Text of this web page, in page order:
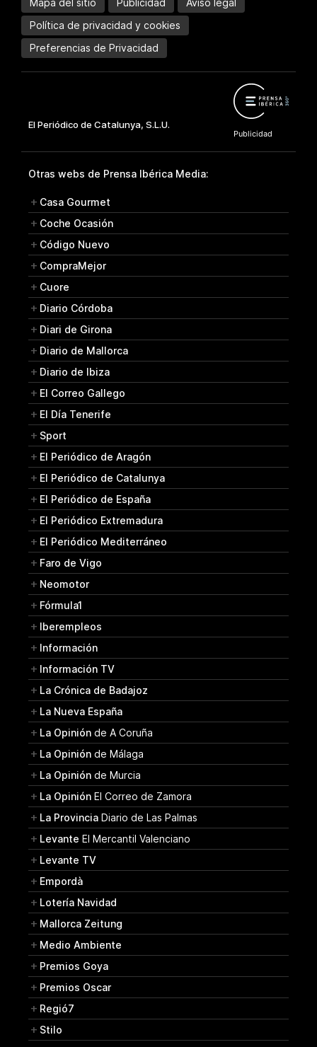
Mapa del sitio
Publicidad
Aviso legal
Política de privacidad y cookies
Preferencias de Privacidad
Otras webs de Prensa Ibérica Media:
Casa Gourmet
Coche Ocasión
Código Nuevo
CompraMejor
Cuore
Diario Córdoba
Diari de Girona
Diario de Mallorca
Diario de Ibiza
El Correo Gallego
El Día Tenerife
Sport
El Periódico de Aragón
El Periódico de Catalunya
El Periódico de España
El Periódico Extremadura
El Periódico Mediterráneo
Faro de Vigo
Neomotor
Fórmula1
Iberempleos
Información
Información TV
La Crónica de Badajoz
La Nueva España
La Opinión de A Coruña
La Opinión de Málaga
La Opinión de Murcia
La Opinión El Correo de Zamora
La Provincia Diario de Las Palmas
Levante El Mercantil Valenciano
Levante TV
Empordà
Lotería Navidad
Mallorca Zeitung
Medio Ambiente
Premios Goya
Premios Oscar
Regió7
Stilo